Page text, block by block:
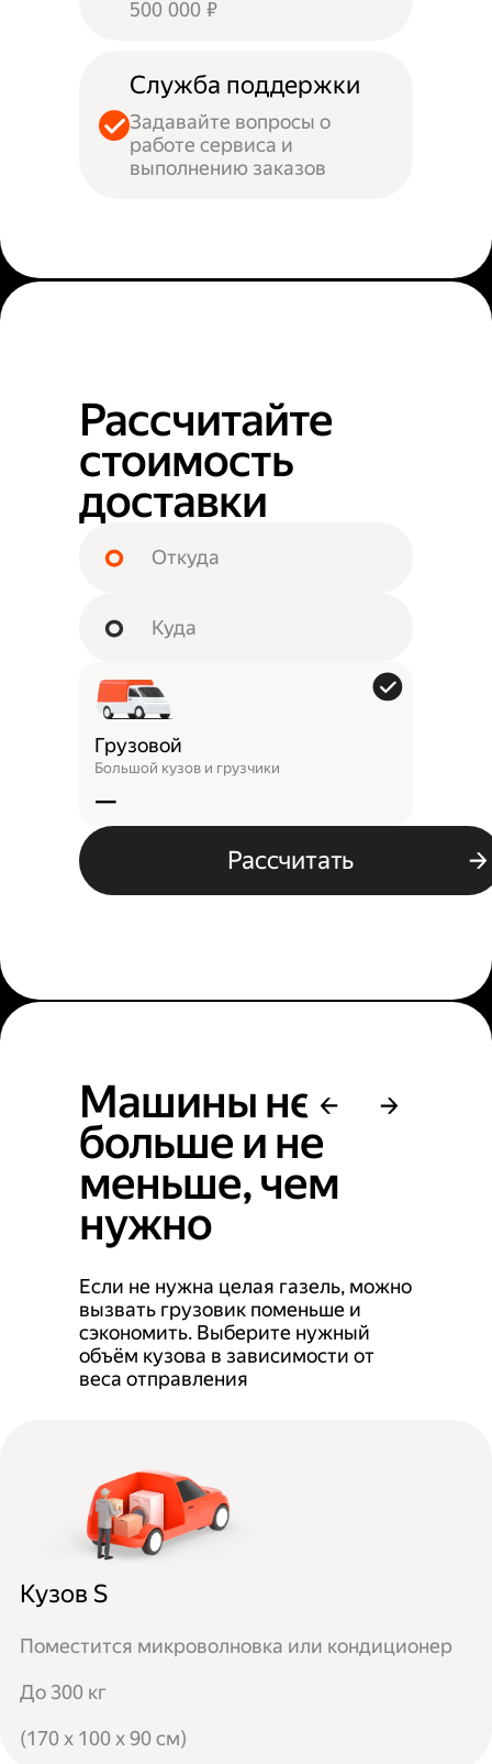
500 000 ₽
Служба поддержки
Задавайте вопросы о
работе сервиса и
выполнению заказов
Рассчитайте
стоимость
доставки
Грузовой
Большой кузов и грузчики
—
Рассчитать
Машины не
больше и не
меньше, чем
нужно
Если не нужна целая газель, можно
вызвать грузовик поменьше и
сэкономить. Выберите нужный
объём кузова в зависимости от
веса отправления
Кузов S
Поместится микроволновка или кондиционер
До 300 кг
(170 x 100 x 90 см)